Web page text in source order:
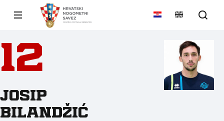
12
Josip
Bilandžić